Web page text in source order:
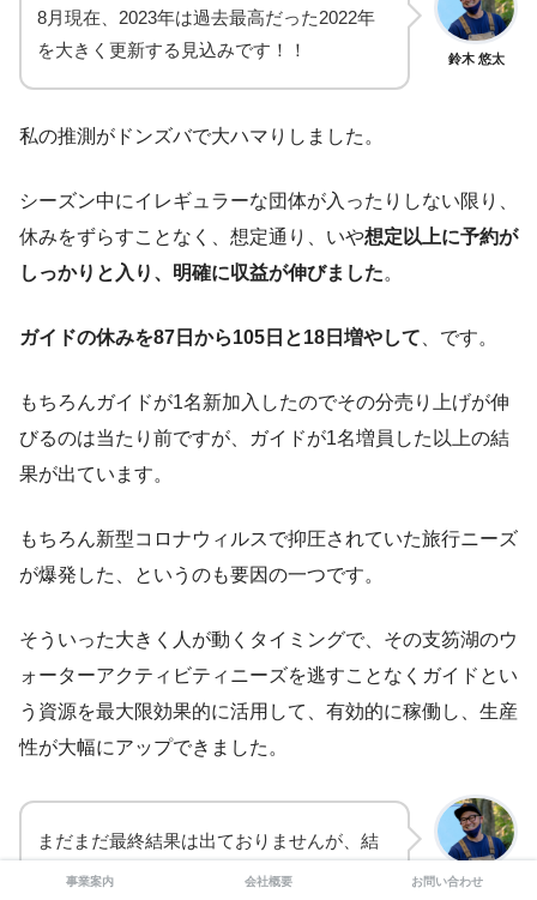
鈴木 悠太
8月現在、2023年は過去最高だった2022年
を大きく更新する見込みです！！
私の推測がドンズバで大ハマりしました。
シーズン中にイレギュラーな団体が入ったりしない限り、
休みをずらすことなく、想定通り、いや想定以上に予約が
しっかりと入り、明確に収益が伸びました。
ガイドの休みを87日から105日と18日増やして 、です。
もちろんガイドが1名新加入したのでその分売り上げが伸
びるのは当たり前ですが、ガイドが1名増員した以上の結
果が出ています。
もちろん新型コロナウィルスで抑圧されていた旅行ニーズ
が爆発した、というのも要因の一つです。
そういった大きく人が動くタイミングで、その支笏湖のウ
ォーターアクティビティニーズを逃すことなくガイドとい
う資源を最大限効果的に活用して、有効的に稼働し、生産
性が大幅にアップできました。
鈴木 悠太
まだまだ最終結果は出ておりませんが、結
構びっくりするぐらいの伸び率…
事業案内 会社概要 お問い合わせ